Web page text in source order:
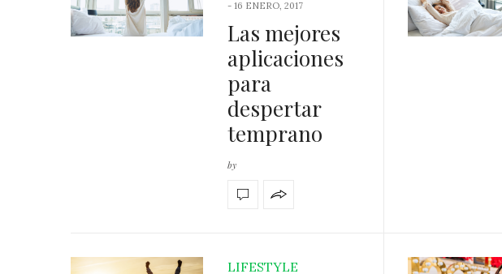
- 16 ENERO, 2017
Las mejores
aplicaciones
para
despertar
temprano
by
LIFESTYLE